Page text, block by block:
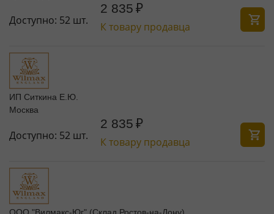
Доступно: 52 шт.
2 835 ₽
К товару продавца
ИП Ситкина Е.Ю.
Москва
Доступно: 52 шт.
2 835 ₽
К товару продавца
ООО "Вилмакс-Юг" (Склад Ростов-на-Дону)